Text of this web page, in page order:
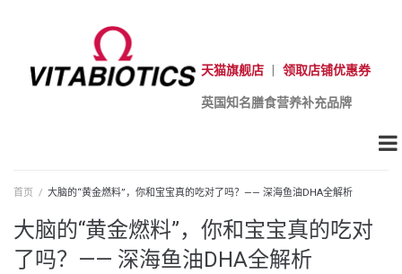
天猫旗舰店 领取店铺优惠券
英国知名膳食营养补充品牌
首页 / 大脑的“黄金燃料”，你和宝宝真的吃对了吗？—— 深海鱼油DHA全解析
大脑的“黄金燃料”，你和宝宝真的吃对
了吗？—— 深海鱼油DHA全解析